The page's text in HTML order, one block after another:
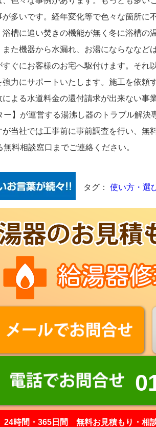
多いです。経年変化等で色々な箇所に
槽に追い焚きの機能が無く冬に浴槽の
た機器から水漏れ、お湯にならななど
ぐにお客様のお宅へ駆付けます。それ
力にサポートいたします。施工を依頼
よる水道料金の還付請求が出来ない事
】が運営する湯沸し器のトラブル解決
当社では工事前に事前調査を行い、無
料相談窓口までご連絡ください。
タグ： 使い方・選
24時間・365日間 無料お見積もり・相